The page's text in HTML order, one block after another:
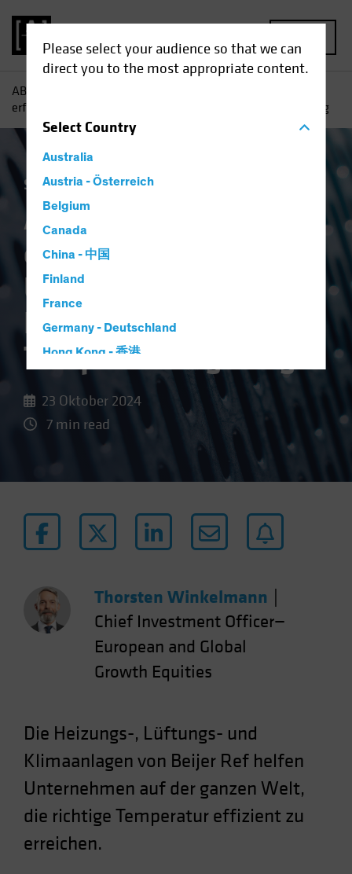
Please select your audience so that we can
direct you to the most appropriate content.
SelectCountry
Australia
Austria - Österreich
Belgium
Canada
China - 中国
Finland
France
Germany - Deutschland
Hong Kong - 香港
Hungary
Iceland
Italy - Italia
Netherlands
New Zealand
Other Asia-Pacific
Poland
Singapore
Sweden
Switzerland
Taiwan - 台灣
UK
United States (US Citizens)
AB
erfolgreichen Unternehmens im Bereich Temperaturregelung
Stock Spotlight Aktien
Aufbau eines
erfolgreichen
Unternehmens im
Bereich
Temperaturregelung
23 Oktober 2024
7 min read
Thorsten Winkelmann
Chief Investment Officer—
European and Global
Growth Equities
Die Heizungs-, Lüftungs- und
Klimaanlagen von Beijer Ref helfen
Unternehmen auf der ganzen Welt,
die richtige Temperatur effizient zu
erreichen.